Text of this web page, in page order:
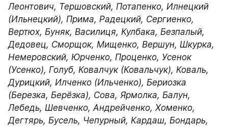
Леонтович, Тершовский, Потапенко, Илнецкий
(Ильнецкий), Прима, Радецкий, Сергиенко,
Вертюх, Буняк, Василиця, Кулбака, Безпалый,
Дедовец, Сморщок, Мищенко, Вершун, Шкурка,
Немеровский, Юрченко, Проценко, Усенок
(Усенко), Голуб, Ковалчук (Ковальчук), Коваль,
Дурицкий, Илченко (Ильченко), Бериозка
(Березка, Берёзка), Сова, Ярмолка, Балун,
Лебедь, Шевченко, Андрейченко, Хоменко,
Дегтярь, Бусель, Чепурный, Кардаш, Бондарь,